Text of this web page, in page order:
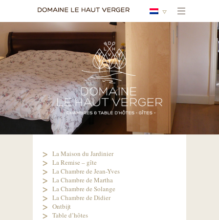
La Maison du Jardinier
La Remise – gîte
La Chambre de Jean-Yves
La Chambre de Martha
La Chambre de Solange
La Chambre de Didier
Ontbijt
Table d’hôtes